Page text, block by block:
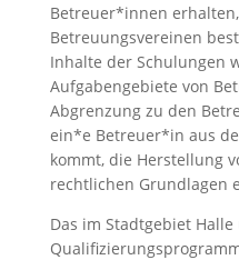
Betreuer*innen
Betreuungsvereinen
Inhalte der Schulungen
Aufgabengebiete von
Abgrenzung zu den
ein*e Betreuer*in aus
kommt, die Herstellung
rechtlichen Grundlagen
Das im Stadtgebiet Halle